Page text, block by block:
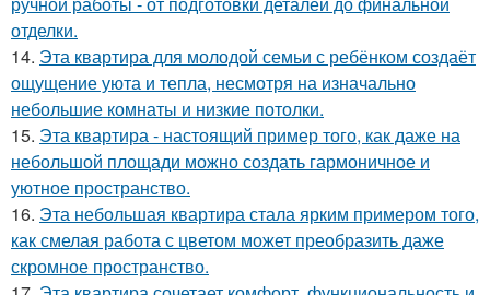
отделки.
14. Эта квартира для молодой семьи с ребёнком создаёт
ощущение уюта и тепла, несмотря на изначально
небольшие комнаты и низкие потолки.
15. Эта квартира - настоящий пример того, как даже на
небольшой площади можно создать гармоничное и
уютное пространство.
16. Эта небольшая квартира стала ярким примером того,
как смелая работа с цветом может преобразить даже
скромное пространство.